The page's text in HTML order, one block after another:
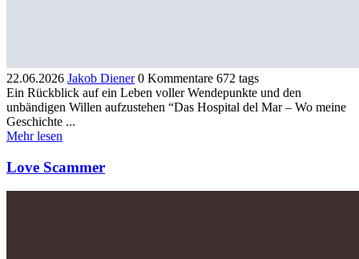
22.06.2026 Jakob Diener 0 Kommentare 672 tags
​Ein Rückblick auf ein Leben voller Wendepunkte und den
unbändigen Willen aufzustehen “​Das Hospital del Mar – Wo meine
Geschichte ...
Mehr lesen
Love Scammer